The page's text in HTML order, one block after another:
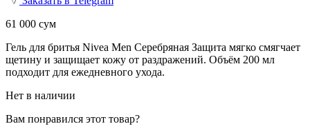
61 000 сум
Гель для бритья Nivea Men Серебряная Защита мягко смягчает
щетину и защищает кожу от раздражений. Объём 200 мл
подходит для ежедневного ухода.
Нет в наличии
Вам понравился этот товар?